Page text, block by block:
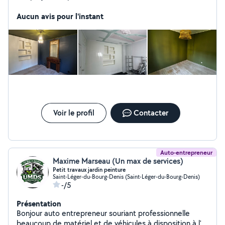
soin et précision. À l'écoute de vos besoins, je vous
de vous garantir un résultat propre, durable et soigné.
Aucun avis pour l'instant
Voir le profil Contacter
Auto-entrepreneur
Maxime Marseau (Un max de services)
Petit travaux jardin peinture
Saint-Léger-du-Bourg-Denis (Saint-Léger-du-Bourg-Denis)
-/5
Présentation
Bonjour auto entrepreneur souriant professionnelle